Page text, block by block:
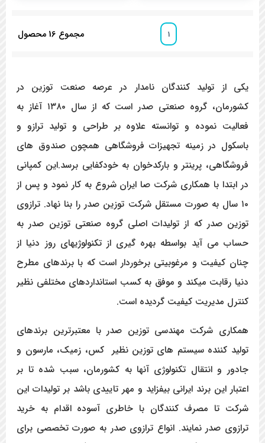
1 مجموع 16 محصول
یکی از تولید کنندگان نامدار در عرصه صنعت توزین در
کشورمان، گروه صنعتی صدر است که از سال ۱۳۸۰ آغاز به
فعالیت نموده و توانسته علاوه بر طراحی و تولید ترازو و
باسکول در زمینه تجهیزات فروشگاهی همچون صندوق های
فروشگاهی، پرینتر و بارکدخوان به خودکفایی برسد.این کمپانی
در ابتدا با همکاری شرکت صا ایران شروع به کار نمود و پس از
۱۰ سال به صورت مستقل شرکت توزین صدر را بنا نهاد. ترازوی
توزین صدر که از تولیدات اصلی گروه صنعتی توزین صدر به
حساب می آید بواسطه بهره گیری از تکنولوژیهای روز دنیا از
چنان کیفیت و مرغوبیتی برخوردار است که با برندهای مطرح
دنیا رقابت می­کند و موفق به کسب استانداردهای مختلفی نظیر
کنترل مدیریت کیفیت گردیده است.
همکاری شرکت مهندسی توزین صدر با معتبرترین برندهای
تولید کننده سیستم های توزین نظیر کس، زمیک، مارسون و
جادور و انتقال تکنولوژی آنها به کشورمان، سبب شده تا بر
اعتبار این برند ایرانی بیفزاید و مهر تاییدی باشد بر تولیدات این
شرکت تا مصرف کنندگان با خاطری آسوده اقدام به خرید
ترازوی صدر نمایند. انواع ترازوی صدر به صورت تخصصی برای